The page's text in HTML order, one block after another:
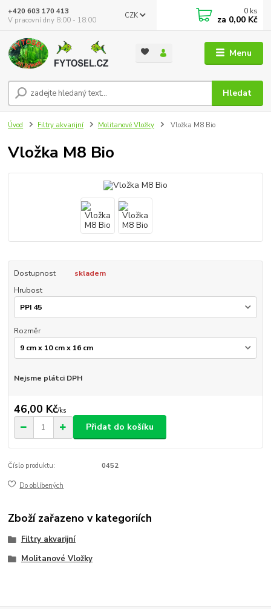
Menu
CZK
Hledat
+420 603 170 413
V pracovní dny 8:00 - 18:00
0 ks
za 0,00 Kč
Úvod Filtry akvarijní Molitanové Vložky Vložka M8 Bio
Vložka M8 Bio
Dostupnost
skladem
Hrubost
Rozměr
Nejsme plátci DPH
46,00 Kč/ks
Přidat do košíku
Číslo produktu: 0452
Do oblíbených
Zboží zařazeno v kategoriích
Filtry akvarijní
Molitanové Vložky